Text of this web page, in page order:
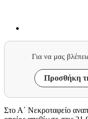
Για να μας
Προσθήκη
Στο Α΄ Νεκροταφείο